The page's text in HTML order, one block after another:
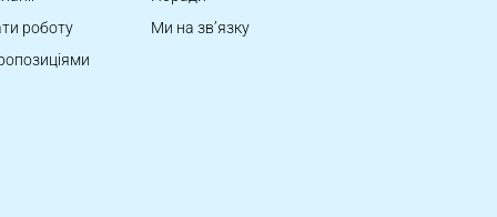
роботу
Ми на зв’язку